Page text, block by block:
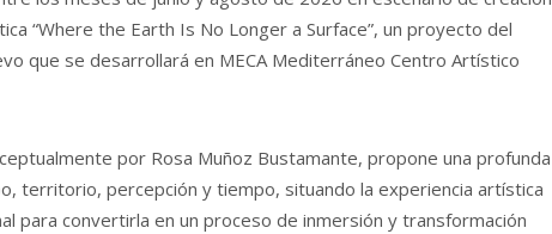
“Where the Earth Is No Longer a Surface”, un proyecto del
que se desarrollará en MECA Mediterráneo Centro Artístico
por Rosa Muñoz Bustamante, propone una profunda
territorio, percepción y tiempo, situando la experiencia artística
para convertirla en un proceso de inmersión y transformación